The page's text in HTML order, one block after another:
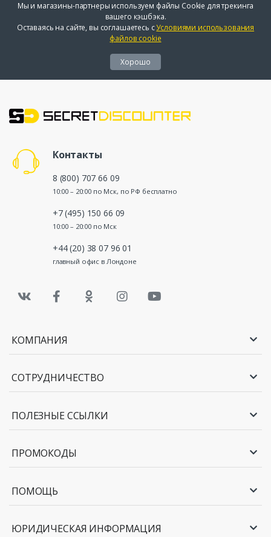
Мы и магазины-партнеры используем файлы Cookie для трекинга
вашего кэшбэка.
Оставаясь на сайте, вы соглашаетесь сУсловиями использования
файлов cookie
Хорошо
Контакты
8 (800) 707 66 09
10:00 – 20:00 по Мск, по РФ бесплатно
+7 (495) 150 66 09
10:00 – 20:00 по Мск
+44 (20) 38 07 96 01
главный офис в Лондоне
КОМПАНИЯ
СОТРУДНИЧЕСТВО
ПОЛЕЗНЫЕ ССЫЛКИ
ПРОМОКОДЫ
ПОМОЩЬ
ЮРИДИЧЕСКАЯ ИНФОРМАЦИЯ